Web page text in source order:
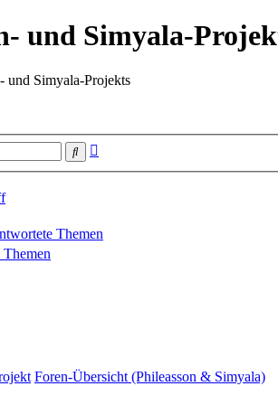
und Simyala-
und Simyala-Projekts
Suche
Themen
Foren-Übersicht (Phileasson & Simyala)